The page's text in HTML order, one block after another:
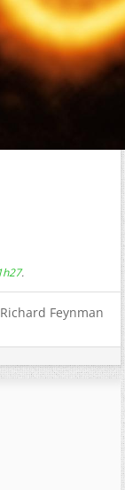
.
Feynman